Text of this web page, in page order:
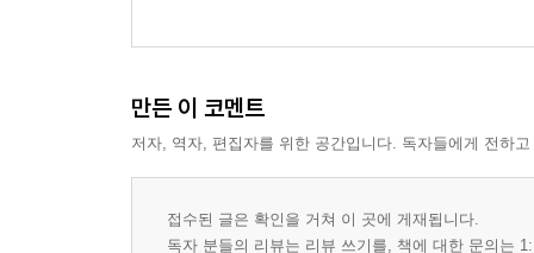
만든 이 코멘트
저자, 역자, 편집자를 위한 공간입니다. 독자들에게 전하
접수된 글은 확인을 거쳐 이 곳에 게재됩니다.
독자 분들의 리뷰는 리뷰 쓰기를, 책에 대한 문의는